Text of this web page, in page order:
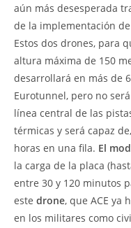
aún más desesperada
de la implementación de
Estos dos drones, para
altura máxima de 150
desarrollará en más de
Eurotunnel, pero no
línea central de las
térmicas y será capaz
horas en una fila. El
la carga de la placa
entre 30 y 120 minutos
este drone, que ACE ya
en los militares como